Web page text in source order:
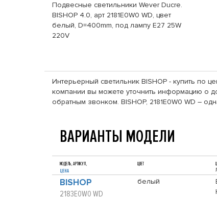
Подвесные светильники Wever Ducre.
BISHOP 4.0, арт 2181E0W0 WD, цвет
белый, D=400mm, под лампу E27 25W
220V
Интерьерный светильник BISHOP - купить по
компании вы можете уточнить информацию о
обратным звонком. BISHOP, 2181E0W0 WD –
ВАРИАНТЫ МОДЕЛИ
МОДЕЛЬ, АРТИКУЛ,
ЦЕНА
ЦВЕТ
BISHOP
2183E0W0 WD
белый